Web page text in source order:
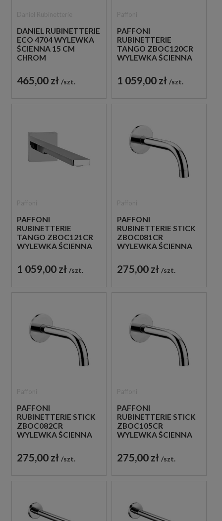
DANIEL RUBINETTERIE
ECO 4704 WYLEWKA
ŚCIENNA 15 CM
CHROM
465,00 zł szt.
PAFFONI
RUBINETTERIE
TANGO ZBOC120CR
WYLEWKA ŚCIENNA
1 059,00 zł szt.
PAFFONI
RUBINETTERIE
TANGO ZBOC121CR
WYLEWKA ŚCIENNA
1 059,00 zł szt.
PAFFONI
RUBINETTERIE STICK
ZBOC081CR
WYLEWKA ŚCIENNA
275,00 zł szt.
PAFFONI
RUBINETTERIE STICK
ZBOC082CR
WYLEWKA ŚCIENNA
275,00 zł szt.
PAFFONI
RUBINETTERIE STICK
ZBOC105CR
WYLEWKA ŚCIENNA
275,00 zł szt.